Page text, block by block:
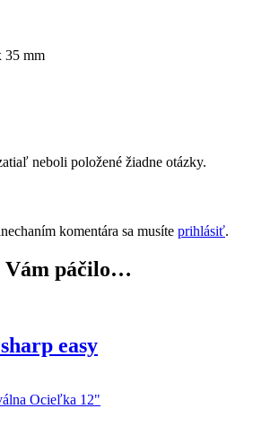
35 mm
neboli položené žiadne otázky.
komentára sa musíte prihlásiť.
Vám páčilo…
easy